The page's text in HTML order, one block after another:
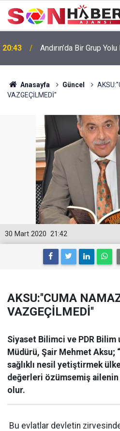
20:43 Andırın’da Bir Grup
Anasayfa Güncel
VAZGEÇİLMEDİ''
21:42
30 Mart 2020
AKSU:''CUMA
VAZGEÇİLMEDİ''
Siyaset Bilimci ve PDR Bilim
Müdürü, Şair Mehmet Aksu;
sağlıklı nesil yetiştirmek
değerleri özümsemiş
olur.
Bu evlatlar devletin